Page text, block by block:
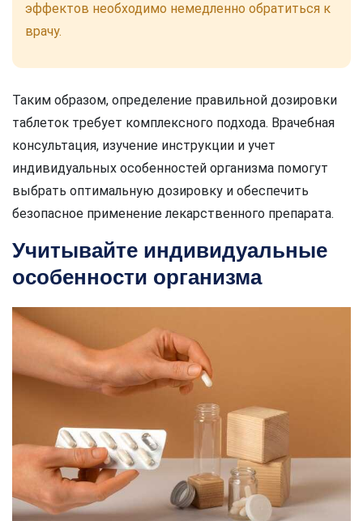
эффектов необходимо немедленно обратиться к
врачу.
Таким образом, определение правильной дозировки
таблеток требует комплексного подхода. Врачебная
консультация, изучение инструкции и учет
индивидуальных особенностей организма помогут
выбрать оптимальную дозировку и обеспечить
безопасное применение лекарственного препарата.
Учитывайте индивидуальные
особенности организма